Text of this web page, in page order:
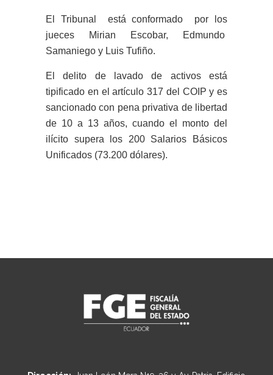
El Tribunal está conformado por los
jueces Mirian Escobar, Edmundo
Samaniego y Luis Tufiño.
El delito de lavado de activos está
tipificado en el artículo 317 del COIP y es
sancionado con pena privativa de libertad
de 10 a 13 años, cuando el monto del
ilícito supera los 200 Salarios Básicos
Unificados (73.200 dólares).